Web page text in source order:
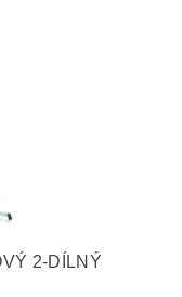
2-DÍLNÝ